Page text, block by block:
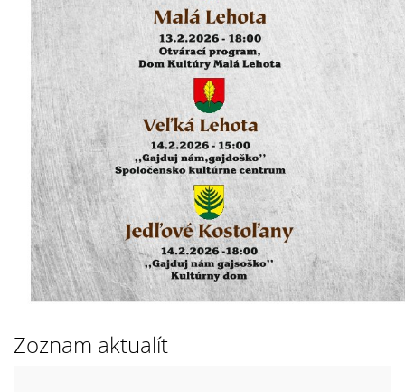
Zoznam aktualít